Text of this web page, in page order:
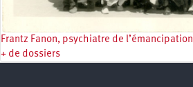
Frantz Fanon, psychiatre de l’émancipation
+ de dossiers